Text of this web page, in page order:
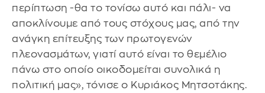
περίπτωση -θα το τονίσω αυτό και πάλι- να
αποκλίνουμε από τους στόχους μας, από την
ανάγκη επίτευξης των πρωτογενών
πλεονασμάτων, γιατί αυτό είναι το θεμέλιο
πάνω στο οποίο οικοδομείται συνολικά η
πολιτική μας», τόνισε ο Κυριάκος Μητσοτάκης.